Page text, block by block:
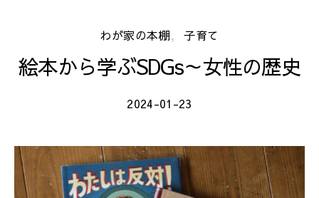
わが家の本棚 子育て
絵本から学ぶSDGs～女性の歴史
2024-01-23